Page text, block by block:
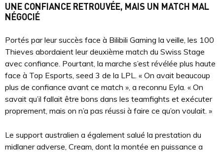
UNE CONFIANCE RETROUVÉE, MAIS UN MATCH MAL
NÉGOCIÉ
Portés par leur succès face à Bilibili Gaming la veille, les 100
Thieves abordaient leur deuxième match du Swiss Stage
avec confiance. Pourtant, la marche s’est révélée plus haute
face à Top Esports, seed 3 de la LPL. « On avait beaucoup
plus de confiance avant ce match », a reconnu Eyla. « On
savait qu’il fallait être bons dans les teamfights et exécuter
proprement, mais on n’a pas réussi à faire ce qu’on voulait. »
Le support australien a également salué la prestation du
midlaner adverse, Cream, dont la montée en puissance a